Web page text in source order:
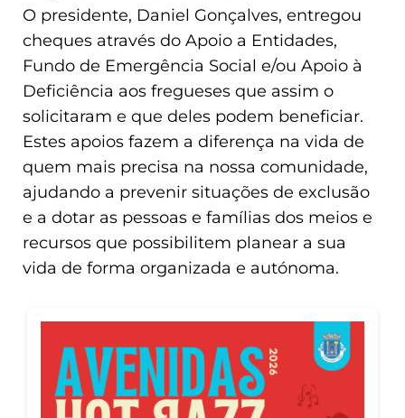
O presidente, Daniel Gonçalves, entregou
cheques através do Apoio a Entidades,
Fundo de Emergência Social e/ou Apoio à
Deficiência aos fregueses que assim o
solicitaram e que deles podem beneficiar.
Estes apoios fazem a diferença na vida de
quem mais precisa na nossa comunidade,
ajudando a prevenir situações de exclusão
e a dotar as pessoas e famílias dos meios e
recursos que possibilitem planear a sua
vida de forma organizada e autónoma.